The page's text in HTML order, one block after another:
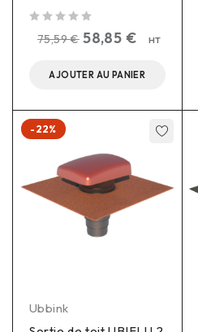
75,59€ 58,85 € HT
AJOUTER AU PANIER
-22%
Ubbink